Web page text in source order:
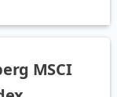
MSCI